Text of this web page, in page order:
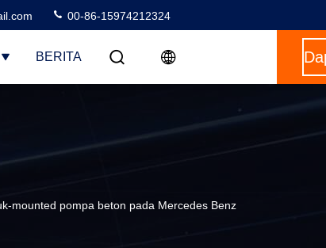
00-86-15974212324
BERITA
mounted pompa beton pada Mercedes Benz